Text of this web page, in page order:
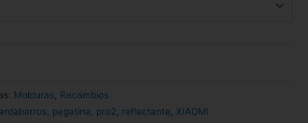
Molduras
Recambios
pegatina pro2 reflectante XIAOMI